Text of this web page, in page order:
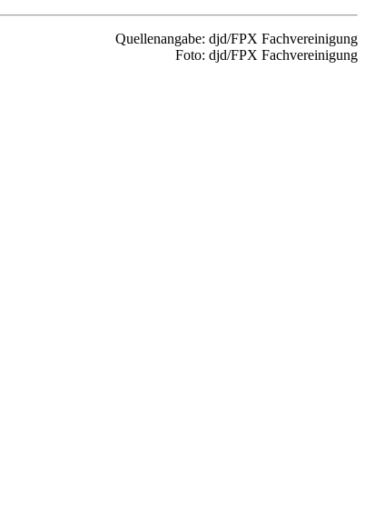
Quellenangabe: djd/FPX Fachvereinigung
Foto: djd/FPX Fachvereinigung